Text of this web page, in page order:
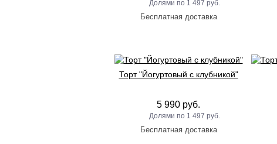
1 497 руб.
Торт "Йогуртовый с клубникой"
5 990 руб.
1 497 руб.